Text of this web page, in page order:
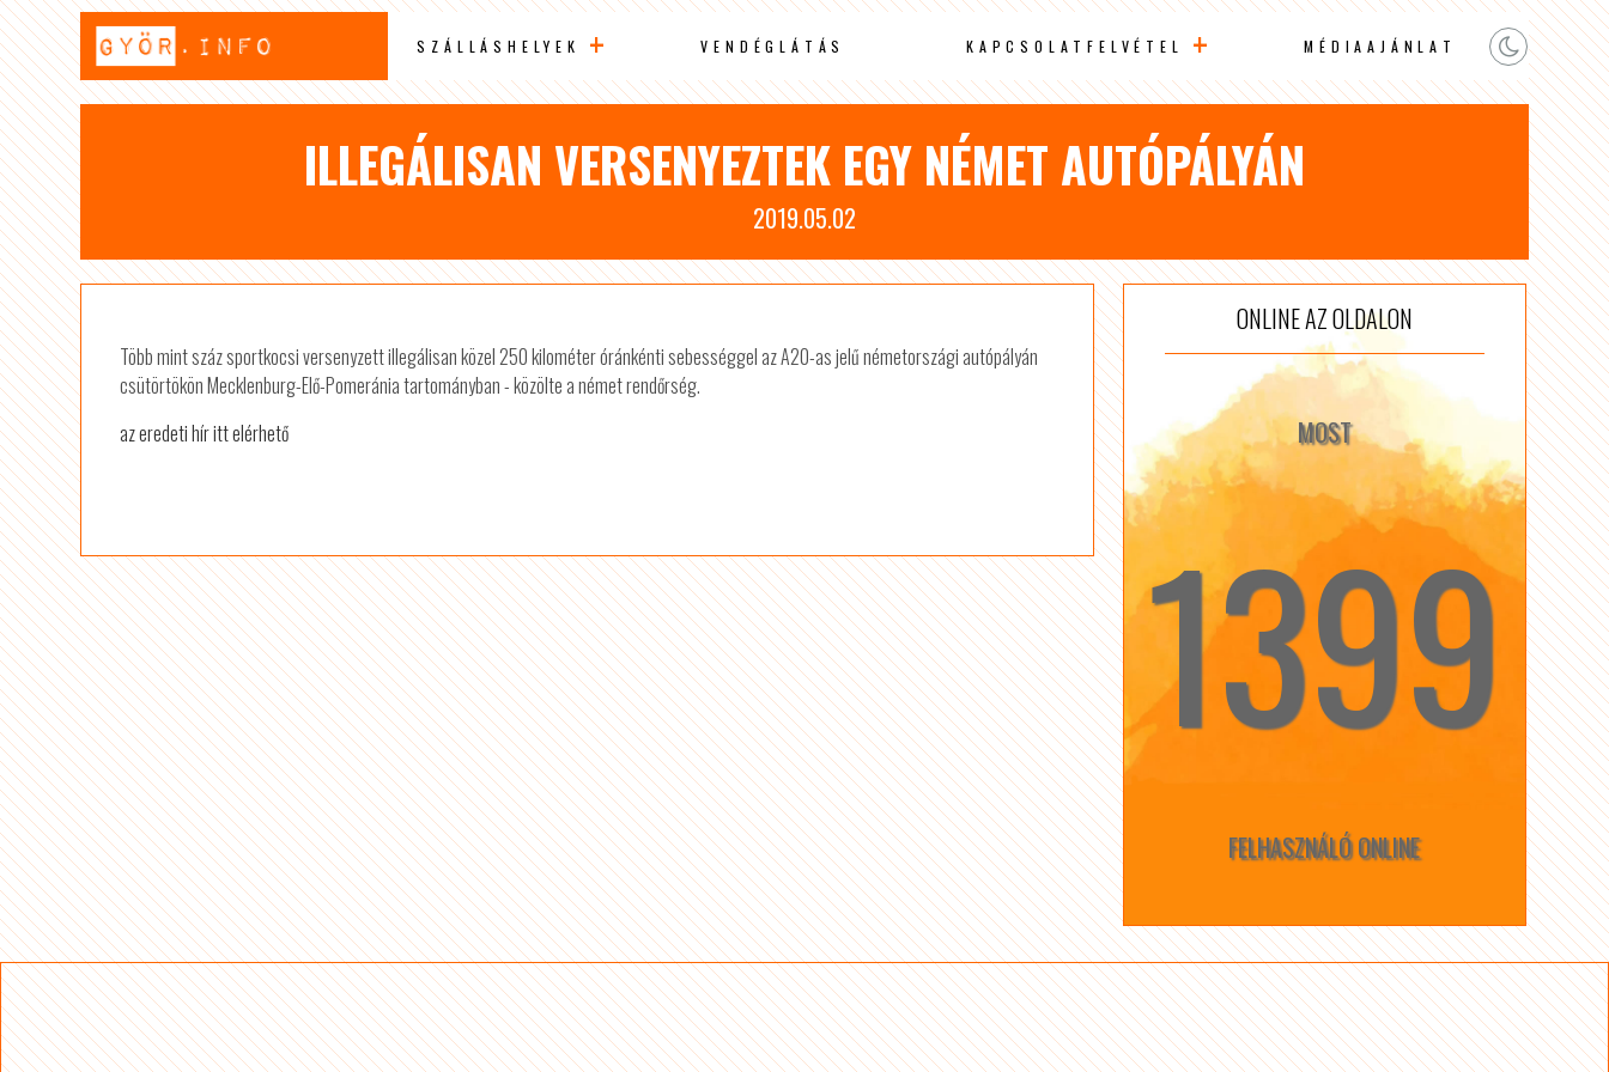
SZÁLLÁSHELYEK VENDÉGLÁTÁS KAPCSOLATFELVÉTEL MÉDIAAJÁNLAT
ILLEGÁLISAN VERSENYEZTEK EGY NÉMET AUTÓPÁLYÁN
2019.05.02
Több mint száz sportkocsi versenyzett illegálisan közel 250 kilométer óránkénti sebességgel az A20-as jelű németországi autópályán
csütörtökön Mecklenburg-Elő-Pomeránia tartományban - közölte a német rendőrség.
az eredeti hír itt elérhető
ONLINE AZ OLDALON
MOST
☆ 1399 ☆
FELHASZNÁLÓ ONLINE